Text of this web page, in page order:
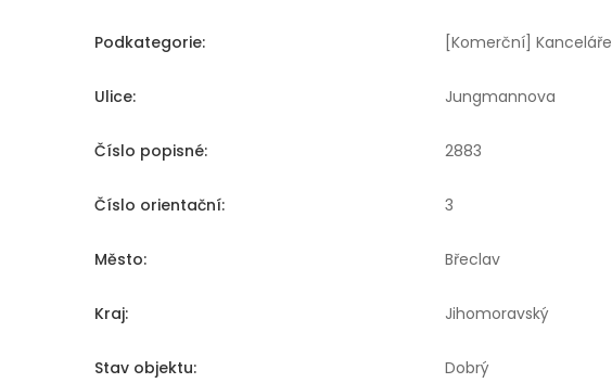
Podkategorie: [Komerční] Kanceláře
Ulice: Jungmannova
Číslo popisné: 2883
Číslo orientační: 3
Město: Břeclav
Kraj: Jihomoravský
Stav objektu: Dobrý